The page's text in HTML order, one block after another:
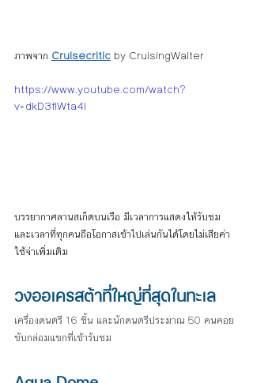
ภาพจาก Cruisecritic by CruisingWalter
https://www.youtube.com/watch?
v=dkD3flWta4I
บรรยากาศลานสเก็ตบนเรือ มีเวลาการแสดงให้รับชม
และเวลาที่ทุกคนถือโอกาสเข้าไปเล่นกันได้โดยไม่เสียค่า
ใช้จ่าเพิ่มเติม
วงออเครสต้าที่ใหญ่ที่สุดในทะเล
เครื่องดนตรี 16 ชิ้น และนักดนตรีประมาณ 50 คนคอย
ขับกล่อมแขกที่เข้ารับชม